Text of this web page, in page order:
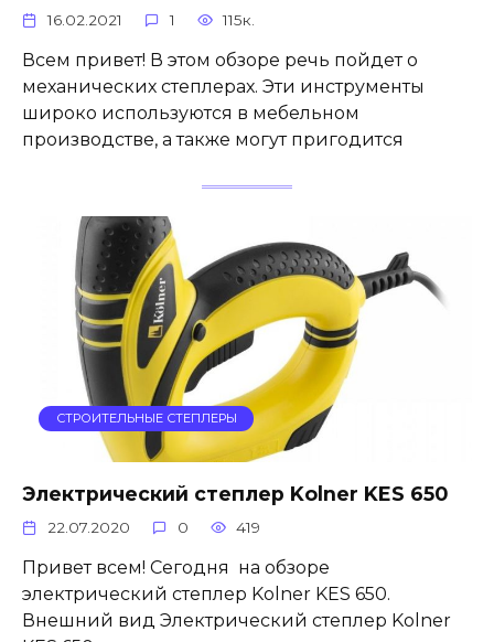
16.02.2021 1 115к.
Всем привет! В этом обзоре речь пойдет о
механических степлерах. Эти инструменты
широко используются в мебельном
производстве, а также могут пригодится
СТРОИТЕЛЬНЫЕ СТЕПЛЕРЫ
Электрический степлер Kolner KES 650
22.07.2020 0 419
Привет всем! Сегодня на обзоре
электрический степлер Kolner KES 650.
Внешний вид Электрический степлер Kolner